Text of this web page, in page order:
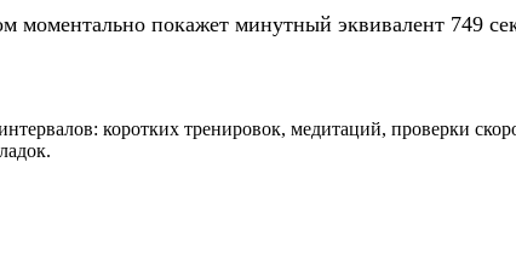
моментально покажет минутный эквивалент 749
коротких тренировок, медитаций, проверки